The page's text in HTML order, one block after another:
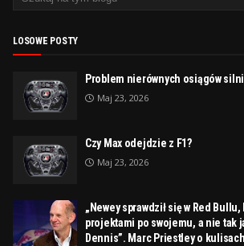
LOSOWE POSTY
Problem nierównych osiągów
Maj 23, 2026
Czy Max odejdzie z F1?
Maj 23, 2026
„Newey sprawdził się w Red Bullu,
projektami po swojemu, a nie tak
Dennis”. Marc Priestley o